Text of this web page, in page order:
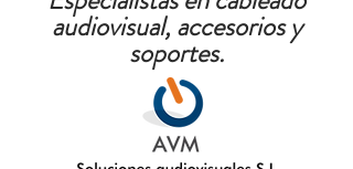
audiovisual, accesorios y
soportes.